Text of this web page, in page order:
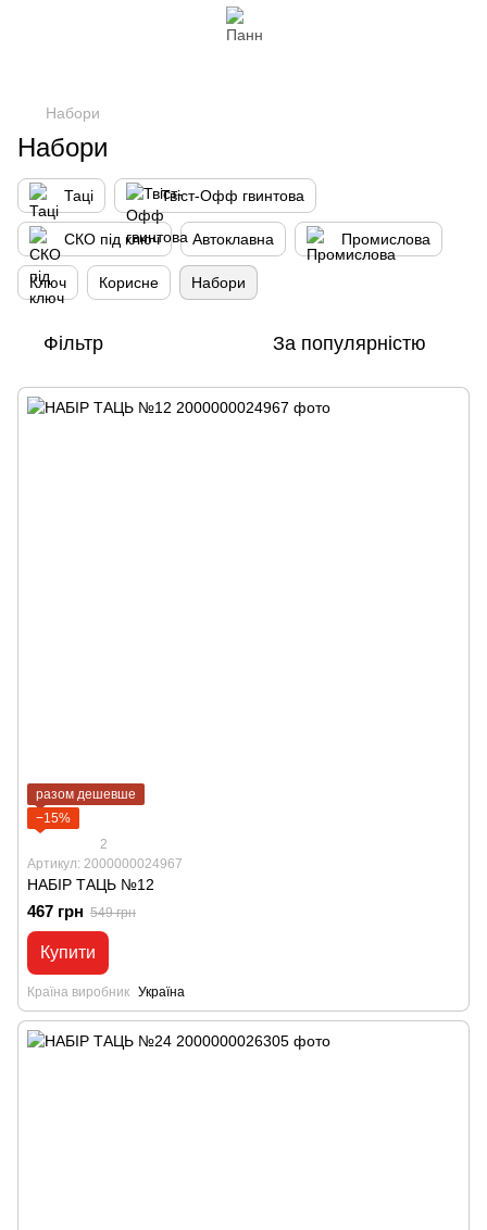
Нaбори
Набори
Таці Твіст-Офф гвинтова
СКО під ключ Автоклавна Промислова
Ключ Корисне Нaбори
Фільтр За популярністю
разом дешевше
−15%
2
Артикул: 2000000024967
НАБІР ТАЦЬ №12
467 грн 549 грн
Купити
Країна виробник Україна